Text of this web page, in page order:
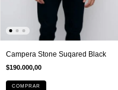
Campera Stone Suqared Black
$190.000,00
COMPRAR